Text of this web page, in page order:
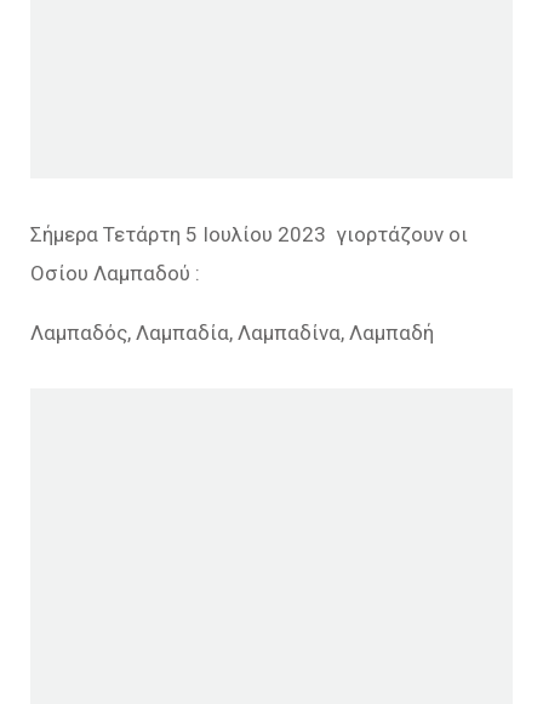
Σήμερα Τετάρτη 5 Ιουλίου 2023 γιορτάζουν οι
Οσίου Λαμπαδού :
Λαμπαδός, Λαμπαδία, Λαμπαδίνα, Λαμπαδή